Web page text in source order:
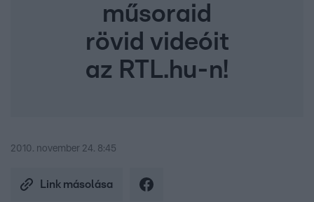
műsoraid
rövid videóit
az RTL.hu-n!
2010. november 24. 8:45
Link másolása